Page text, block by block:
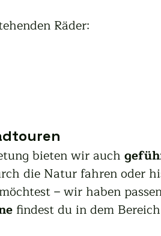
Räder:
bieten wir auch
die Natur fahren oder
– wir haben
findest du in dem